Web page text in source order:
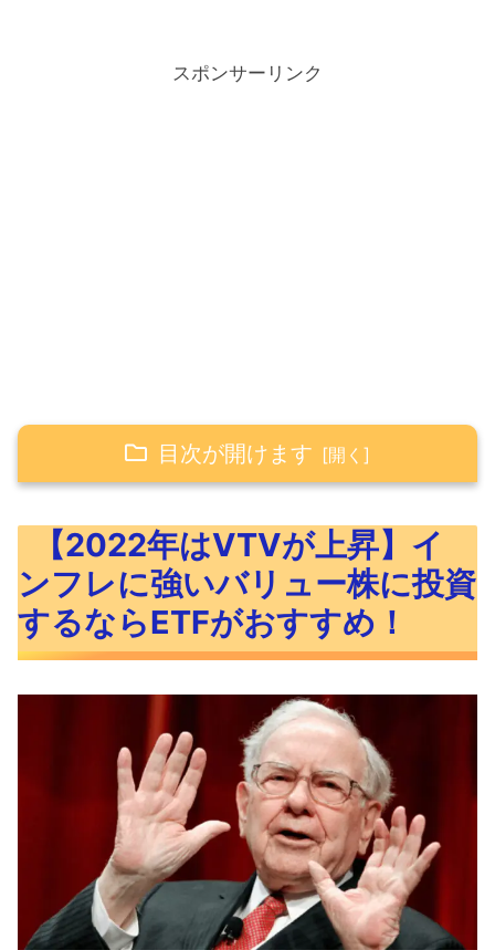
スポンサーリンク
目次が開けます
リュー株に投資するならETFがおすすめ！
バリュー株がインフレに強い理由
バリュー株に投資するならETFがおすす
2022年はVTVが上昇する理由
バリュー株ETFのVTVってどんなETFなの？
バリュー株ETFのVTV概要
バリュー株ETFのVTV過去リターン
バリュー株ETFのVTV上位組入れ銘柄
バリュー株ETFのVTV構成セクター
【2022年はVTVが上昇】イ
ンフレに強いバリュー株に投資
するならETFがおすすめ！